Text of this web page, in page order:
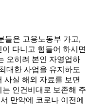
들은 고용노동부 가고,
이 다니고 힘들어 하시면
오히려 본인 자영업하
대한 사업을 유지하도
사실 해외 자료를 보면
는 인건비대로 보존해 주
만약에 코로나 이전에